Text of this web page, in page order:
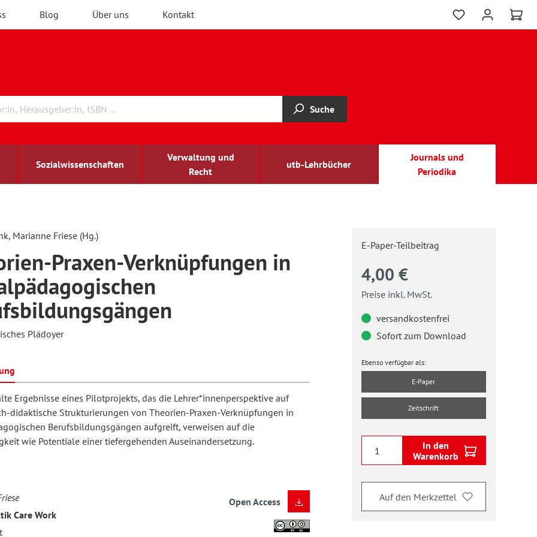
Blog Über uns Kontakt
Suche
Sozialwissenschaften
Verwaltung und
Recht
utb-Lehrbücher
Journals und
Periodika
BildungBildung
Schule und Unterricht
und Wissenschaft
Arbeit
und Unterrichtsforschung
und
forum
Erwachsenenbildung
Forum
für
Marianne Friese (Hg.)
Praxen-Verknüpfungen in
Plädoyer
Ergebnisse eines Pilotprojekts, das die Lehrer*innenperspektive auf
didaktische Strukturierungen von Theorien-Praxen-Verknüpfungen in
Berufsbildungsgängen aufgreift, verweisen auf die
wie Potentiale einer tiefergehenden Auseinandersetzung.
Care Work
Open Access
E-Paper-Teilbeitrag
4,00 €
Preise inkl. MwSt.
versandkostenfrei
Sofort zum Download
Ebenso verfügbar als:
E-Paper
Zeitschrift
In den
Warenkorb
Auf den Merkzettel